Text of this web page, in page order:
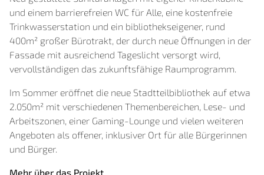
und einem barrierefreien WC für Alle, eine kostenfreie
Trinkwasserstation und ein bibliothekseigener, rund
400m² großer Bürotrakt, der durch neue Öffnungen in der
Fassade mit ausreichend Tageslicht versorgt wird,
vervollständigen das zukunftsfähige Raumprogramm.
Im Sommer eröffnet die neue Stadtteilbibliothek auf etwa
2.050m² mit verschiedenen Themenbereichen, Lese- und
Arbeitszonen, einer Gaming-Lounge und vielen weiteren
Angeboten als offener, inklusiver Ort für alle Bürgerinnen
und Bürger.
Mehr über das Projekt